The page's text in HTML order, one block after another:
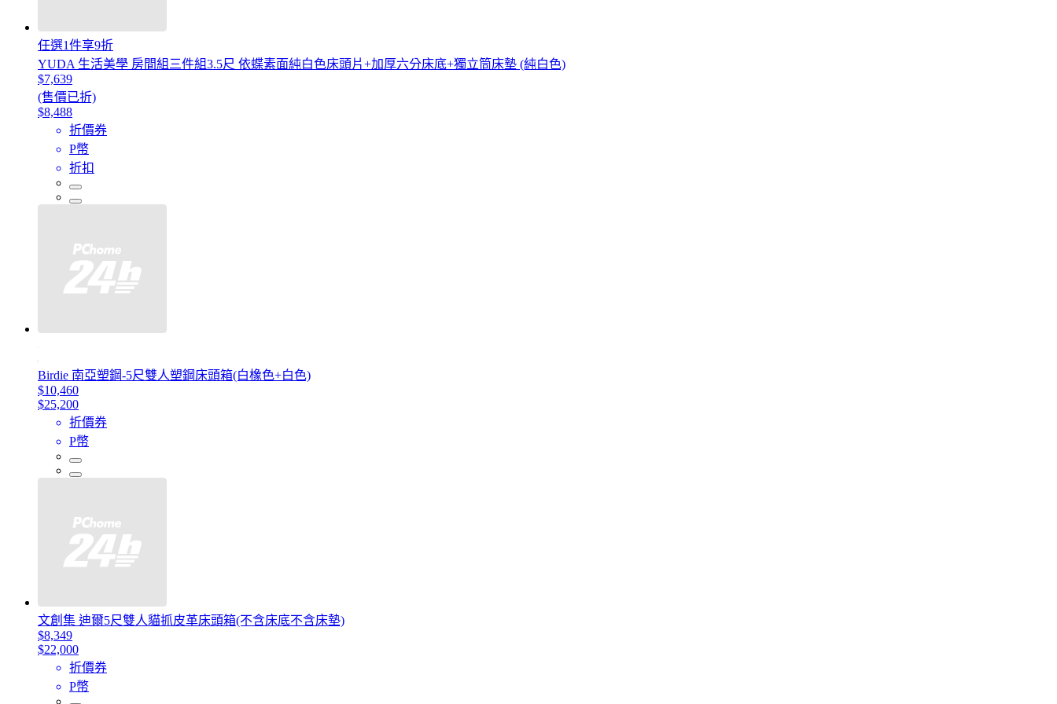
任選1件享9折
YUDA 生活美學 房間組三件組3.5尺 依蝶素面純白色床頭片+加厚六分床底+獨立筒床墊 (純白色)
$7,639
(售價已折)
$8,488
折價券
P幣
折扣
Birdie 南亞塑鋼-5尺雙人塑鋼床頭箱(白橡色+白色)
$10,460
$25,200
折價券
P幣
文創集 迪爾5尺雙人貓抓皮革床頭箱(不含床底不含床墊)
$8,349
$22,000
折價券
P幣